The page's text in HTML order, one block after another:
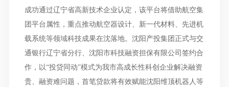
成功通过辽宁省高新技术企业认定，该平台将借助航空集
团平台属性，重点推动航空器设计、新一代材料、先进机
载系统等领域科技成果在沈落地。沈阳产投集团正式与交
通银行辽宁省分行、沈阳市科技融资担保有限公司签约合
作，以“投贷同动”模式为我市高成长性科创企业解决融资
贵、融资难问题，首笔贷款将有效赋能沈阳维顶机器人等